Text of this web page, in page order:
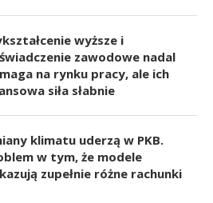
wyższe i
zawodowe nadal
na rynku pracy, ale ich
siła słabnie
klimatu uderzą w PKB.
w tym, że modele
zupełnie różne rachunki